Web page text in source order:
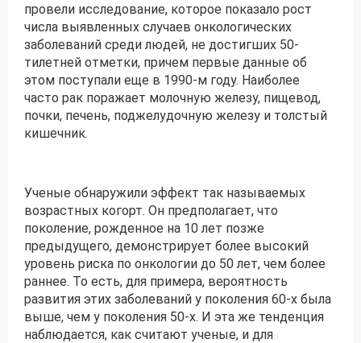
провели исследование, которое показало рост
числа выявленных случаев онкологических
заболеваний среди людей, не достигших 50-
тилетней отметки, причем первые данные об
этом поступали еще в 1990-м году. Наиболее
часто рак поражает молочную железу, пищевод,
почки, печень, поджелудочную железу и толстый
кишечник.
Ученые обнаружили эффект так называемых
возрастных когорт. Он предполагает, что
поколение, рожденное на 10 лет позже
предыдущего, демонстрирует более высокий
уровень риска по онкологии до 50 лет, чем более
раннее. То есть, для примера, вероятность
развития этих заболеваний у поколения 60-х была
выше, чем у поколения 50-х. И эта же тенденция
наблюдается, как считают ученые, и для
Приложите документы
Даю согласие наобработку персональных
данныхиe-mail рассылку
Получить консультацию
Даю согласие наобработку персональных
данных иe-mail рассылку
Получить консультацию
Даю согласие наобработку персональных
данныхи e-mail рассылку